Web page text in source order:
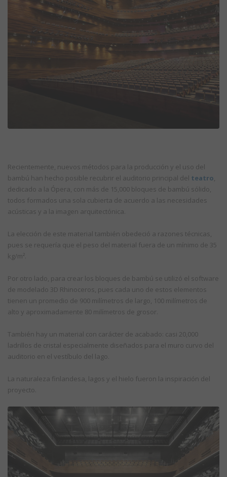
Recientemente, nuevos métodos para la producción y el uso del
bambú han hecho posible recubrir el auditorio principal del teatro,
dedicado a la Ópera, con más de 15,000 bloques de bambú sólido,
todos formados una sola cubierta de acuerdo a las necesidades
acústicas y a la imagen arquitectónica.
La elección de este material también obedeció a razones técnicas,
pues se requería que el peso del material fuera de un mínimo de 35
kg/m².
Por otro lado, para crear los bloques de bambú se utilizó el software
de modelado 3D Rhinoceros, pues cada uno de estos elementos
tienen un promedio de 900 milímetros de largo, 100 milímetros de
alto y aproximadamente 80 milímetros de grosor.
También hay un material con carácter de acabado: casi 20,000
ladrillos de cristal especialmente diseñados para el muro curvo del
auditorio en el vestíbulo del lago.
La naturaleza finlandesa, lagos y el hielo fueron la inspiración del
proyecto.